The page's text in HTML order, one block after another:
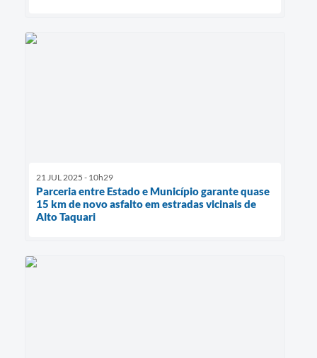
21 JUL 2025 - 10h29
Parceria entre Estado e Município garante quase
15 km de novo asfalto em estradas vicinais de
Alto Taquari